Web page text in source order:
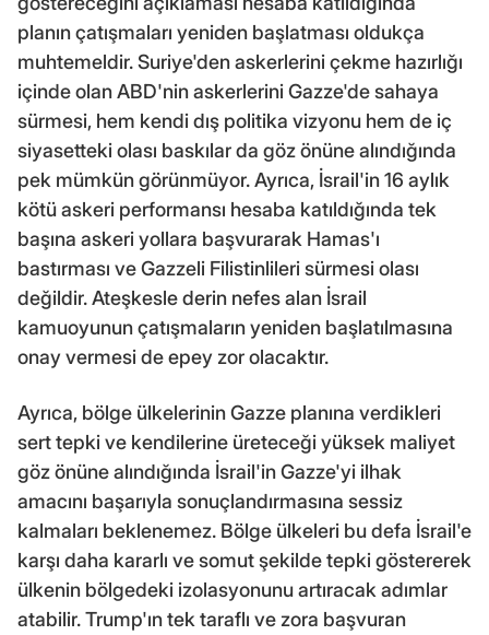
planın çatışmaları yeniden başlatması oldukça
muhtemeldir. Suriye'den askerlerini çekme hazırlığı
içinde olan ABD'nin askerlerini Gazze'de sahaya
sürmesi, hem kendi dış politika vizyonu hem de iç
siyasetteki olası baskılar da göz önüne alındığında
pek mümkün görünmüyor. Ayrıca, İsrail'in 16 aylık
kötü askeri performansı hesaba katıldığında tek
başına askeri yollara başvurarak Hamas'ı
bastırması ve Gazzeli Filistinlileri sürmesi olası
değildir. Ateşkesle derin nefes alan İsrail
kamuoyunun çatışmaların yeniden başlatılmasına
onay vermesi de epey zor olacaktır.
Ayrıca, bölge ülkelerinin Gazze planına verdikleri
sert tepki ve kendilerine üreteceği yüksek maliyet
göz önüne alındığında İsrail'in Gazze'yi ilhak
amacını başarıyla sonuçlandırmasına sessiz
kalmaları beklenemez. Bölge ülkeleri bu defa İsrail'e
karşı daha kararlı ve somut şekilde tepki göstererek
ülkenin bölgedeki izolasyonunu artıracak adımlar
atabilir. Trump'ın tek taraflı ve zora başvuran